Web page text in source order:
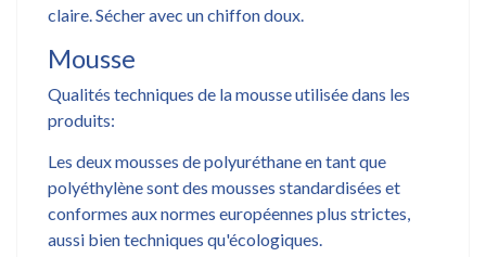
claire. Sécher avec un chiffon doux.
Mousse
Qualités techniques de la mousse utilisée dans les
produits:
Les deux mousses de polyuréthane en tant que
polyéthylène sont des mousses standardisées et
conformes aux normes européennes plus strictes,
aussi bien techniques qu'écologiques.